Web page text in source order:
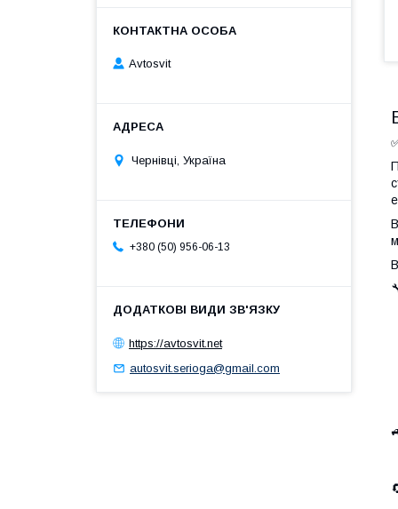
Avtosvit
Чернівці, Україна
+380 (50) 956-06-13
https://avtosvit.net
autosvit.serioga@gmail.com